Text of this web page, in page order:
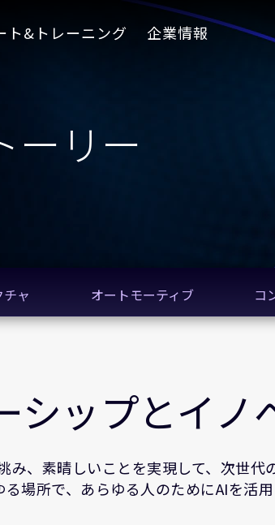
ト&トレーニング 企業情報
ーリー
ャ オートモーティブ コ
シップとイノ
、素晴しいことを実現して、次世
場所で、あらゆる人のためにAIを活用